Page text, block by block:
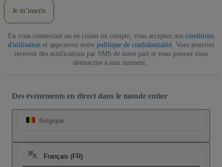
Je m’inscris
En vous connectant ou en créant un compte, vous acceptez nos conditions
d'utilisationet approuvez notre politique de confidentialité. Vous pourriez
recevoir des notifications par SMS de notre part et vous pouvez vous
désinscrire à tout moment.
Des événements en direct dans le monde entier
Belgique
Français (FR)